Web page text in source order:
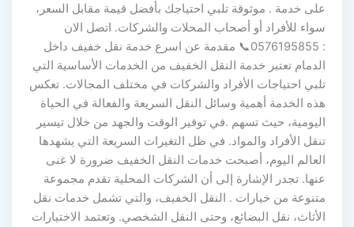
على خدمة . موثوقة تلبي احتياجك بأفضل قيمة مقابل السعر،
سواء للأفراد أو أصحاب المحلات والشركات. اتصل الان
: 0576195855📞 مقدمة عن اسرع خدمة نقل خفيف داخل
الدمام تعتبر خدمة النقل الخفيف من الخدمات الأساسية التي
تلبي احتياجات الأفراد والشركات في مختلف المجالات. تعكس
هذه الخدمة أهمية وسائل النقل السريعة والفعالة في الحياة
اليومية، حيث تسهم .في توفير الوقت والجهد من خلال تيسير
تنقل الأفراد والمواد. في ظل التغيرات السريعة التي يشهدها
العالم اليوم، أصبحت خدمات النقل الخفيف ضرورة لا غنى
عنها. تجدر الإشارة إلى أن الشركات المحلية تقدم مجموعة
متنوعة من خيارات . النقل الخفيف، والتي تشمل خدمات نقل
الأثاث، نقل البضائع، وحتى النقل الشخصي. وتعتمد الاختيارات